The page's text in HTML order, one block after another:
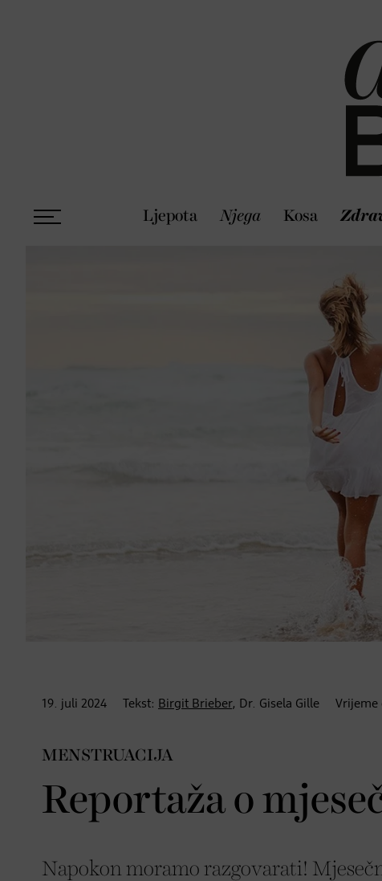
Ljepota Njega Kosa
19. juli 2024 Tekst: Birgit Brieber, Dr. Gisela Gille Vrijeme
MENSTRUACIJA
Reportaža o
Napokon moramo razgovarati!